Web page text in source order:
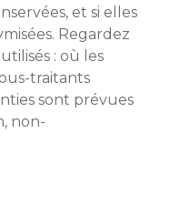
et si elles
Regardez
: où les
traitants
sont prévues
non-